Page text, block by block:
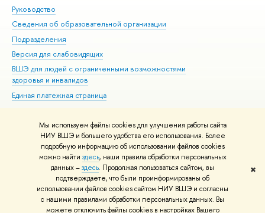
Мы используем файлы cookies для улучшения работы сайта
НИУ ВШЭ и большего удобства его использования. Более
подробную информацию об использовании файлов cookies
можно найти здесь, наши правила обработки персональных
данных –здесь. Продолжая пользоваться сайтом, вы
подтверждаете, что были проинформированы об
использовании файлов cookies сайтом НИУ ВШЭ и согласны
с нашими правилами обработки персональных данных. Вы
можете отключить файлы cookies в настройках Вашего
✖
Руководство
Сведения об образовательной организации
Подразделения
Версия для слабовидящих
ВШЭ для людей с ограниченными возможностями
здоровья и инвалидов
Единая платежная страница
© НИУ ВШЭ 1993–2026 Адреса и контакты Условия использования
материалов Политика конфиденциальности Карта сайта